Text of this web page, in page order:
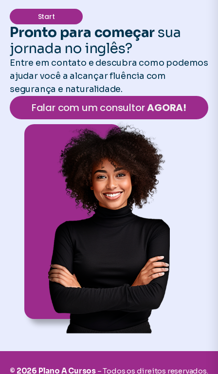
Start
Pronto para começar sua
jornada no inglês?
Entre em contato e descubra como podemos
ajudar você a alcançar fluência com
segurança e naturalidade.
Falar com um consultorAGORA!
© 2026 Plano A Cursos – Todos os direitos reservados.